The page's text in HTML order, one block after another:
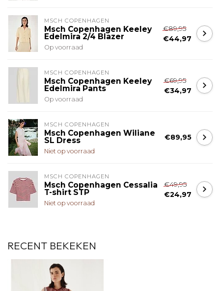
MSCH COPENHAGEN
Msch Copenhagen Keeley
Edelmira 2/4 Blazer
Op voorraad
€89,95
€44,97
MSCH COPENHAGEN
Msch Copenhagen Keeley
Edelmira Pants
Op voorraad
€69,95
€34,97
MSCH COPENHAGEN
Msch Copenhagen Wiliane
SL Dress
Niet op voorraad
€89,95
MSCH COPENHAGEN
Msch Copenhagen Cessalia
T-shirt STP
Niet op voorraad
€49,95
€24,97
RECENT BEKEKEN